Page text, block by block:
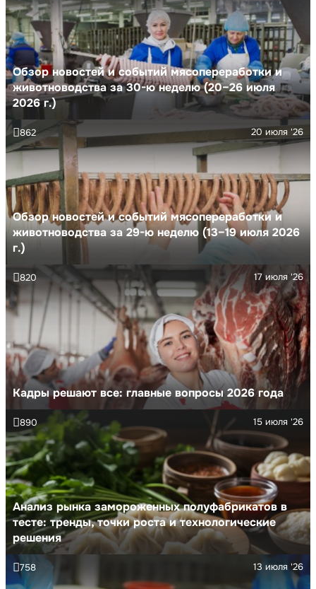
Обзор новостей и событий мясопереработки и
животноводства за 30-ю неделю (20–26 июля
2026 г.)
Обзор новостей и событий мясопереработки и
животноводства за 29-ю неделю (13–19 июля 2026
г.)
20 июля '26
862
Кадры решают все: главные вопросы 2026 года
17 июля '26
820
Анализ рынка замороженных полуфабрикатов в
тесте: тренды, точки роста и технологические
решения
15 июля '26
890
13 июля '26
758